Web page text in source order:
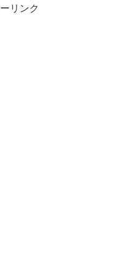
リンク